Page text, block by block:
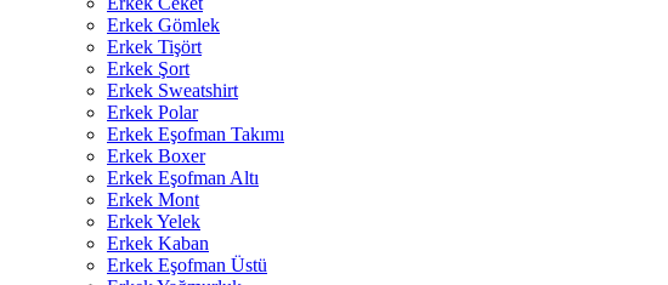
Erkek Gömlek
Erkek Tişört
Erkek Şort
Erkek Sweatshirt
Erkek Polar
Erkek Eşofman Takımı
Erkek Boxer
Erkek Eşofman Altı
Erkek Mont
Erkek Yelek
Erkek Kaban
Erkek Eşofman Üstü